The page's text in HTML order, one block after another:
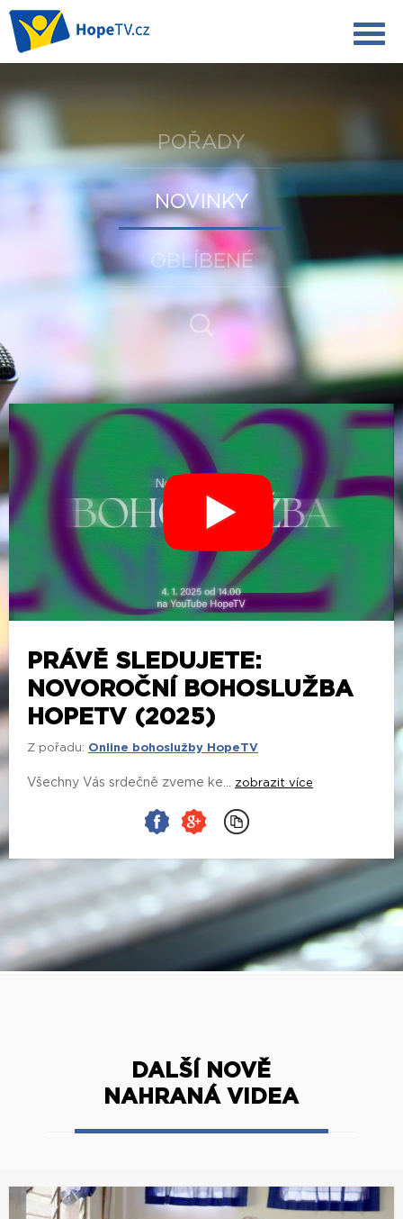
POŘADY
NOVINKY
OBLÍBENÉ
PRÁVĚ SLEDUJETE:
NOVOROČNÍ BOHOSLUŽBA
HOPETV (2025)
Z pořadu: Online bohoslužby HopeTV
Všechny Vás srdečně zveme ke... zobrazit více
DALŠÍ NOVĚ
NAHRANÁ VIDEA